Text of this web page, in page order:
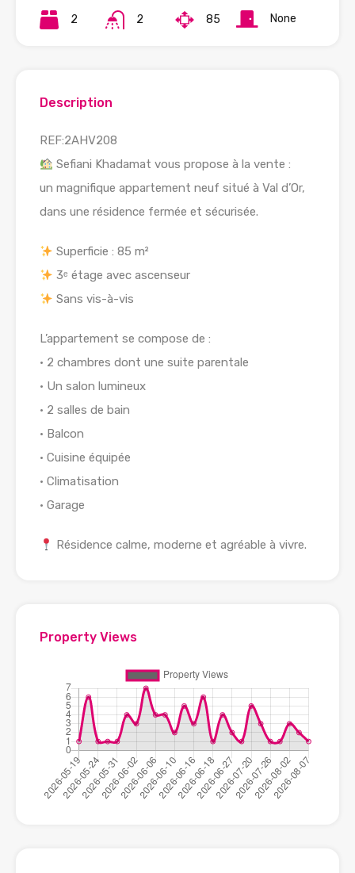
2 2 85 None
Description
REF:2AHV208
Sefiani Khadamat vous propose à la vente :
un magnifique appartement neuf situé à Val d’Or,
dans une résidence fermée et sécurisée.
Superficie : 85 m²
3ᵉ étage avec ascenseur
Sans vis-à-vis
L’appartement se compose de :
• 2 chambres dont une suite parentale
• Un salon lumineux
• 2 salles de bain
• Balcon
• Cuisine équipée
• Climatisation
• Garage
Résidence calme, moderne et agréable à vivre.
Property Views